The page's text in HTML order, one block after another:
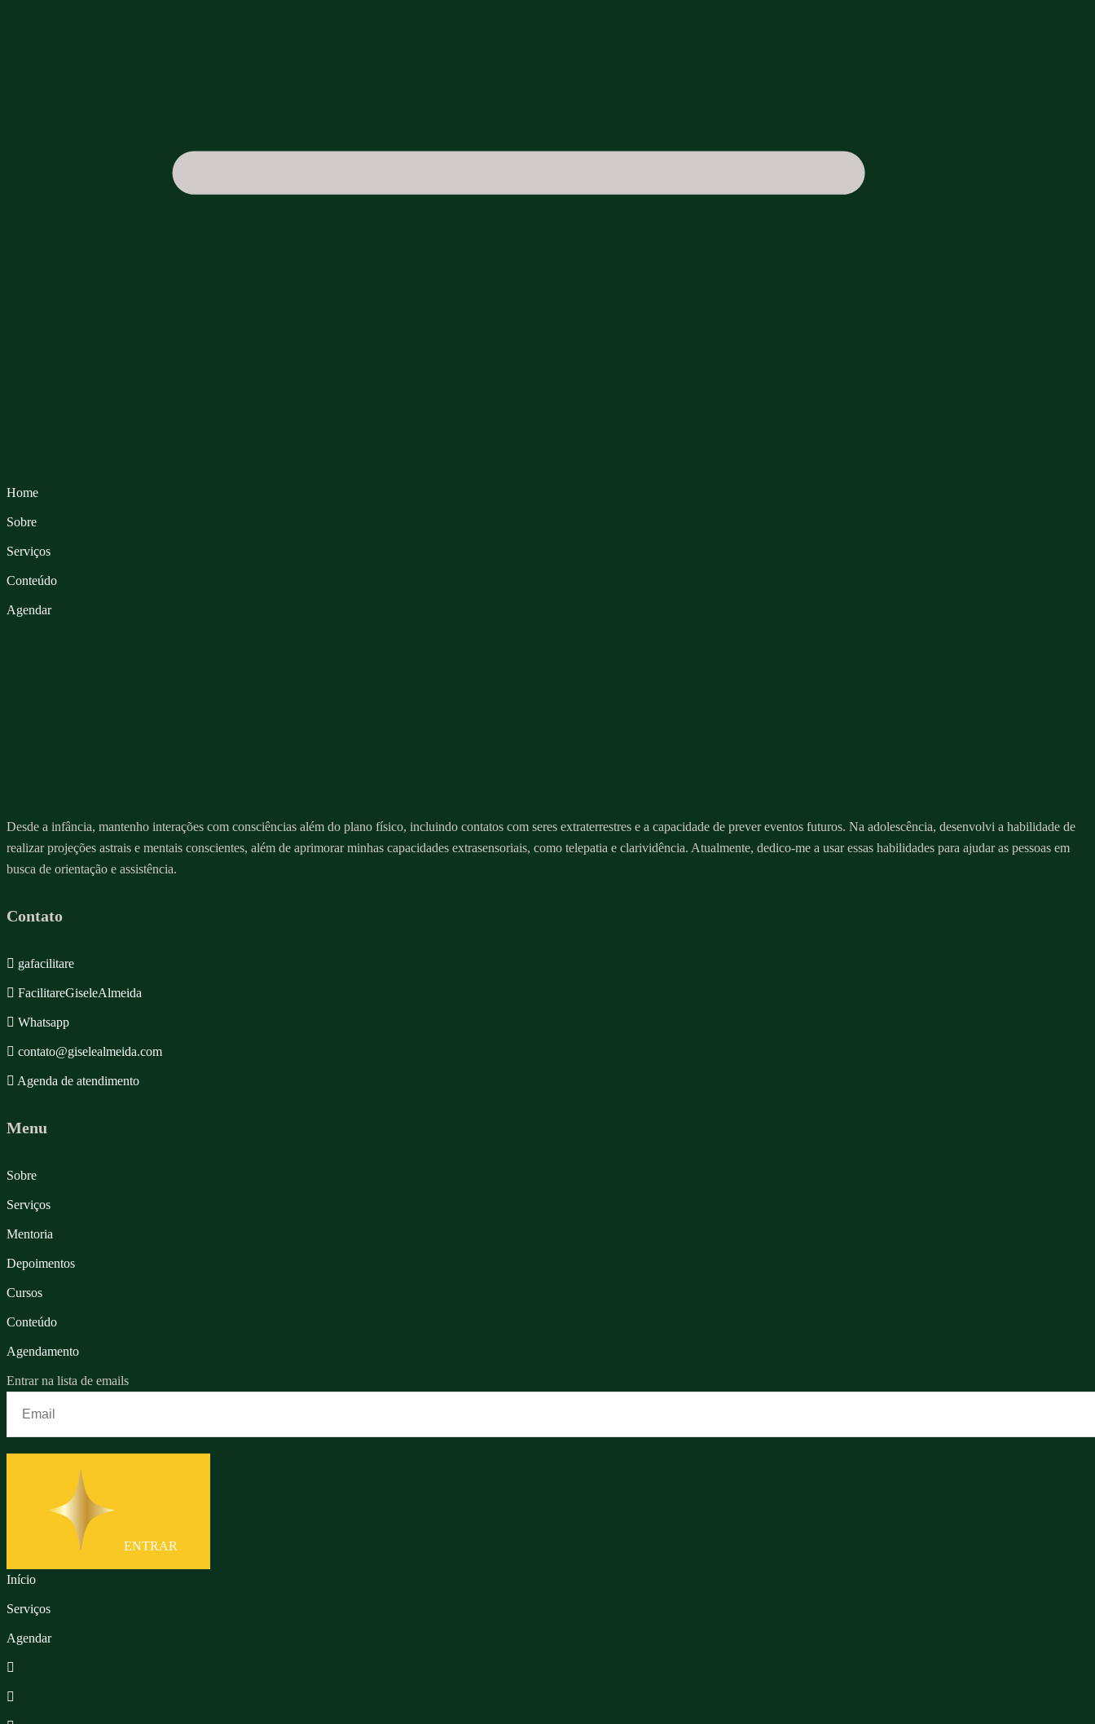
Home
Sobre
Serviços
Conteúdo
Agendar
Desde a infância, mantenho interações com consciências além do plano físico, incluindo contatos com seres extraterrestres e a capacidade de prever eventos futuros. Na adolescência, desenvolvi a habilidade de
realizar projeções astrais e mentais conscientes, além de aprimorar minhas capacidades extrasensoriais, como telepatia e clarividência. Atualmente, dedico-me a usar essas habilidades para ajudar as pessoas em
busca de orientação e assistência.
Contato
gafacilitare
FacilitareGiseleAlmeida
Whatsapp
contato@giselealmeida.com
Agenda de atendimento
Menu
Sobre
Serviços
Mentoria
Depoimentos
Cursos
Conteúdo
Agendamento
Entrar na lista de emails
ENTRAR
Início
Serviços
Agendar